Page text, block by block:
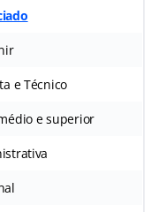
e Técnico
e superior